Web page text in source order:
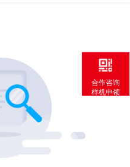
合作咨询
样机申领